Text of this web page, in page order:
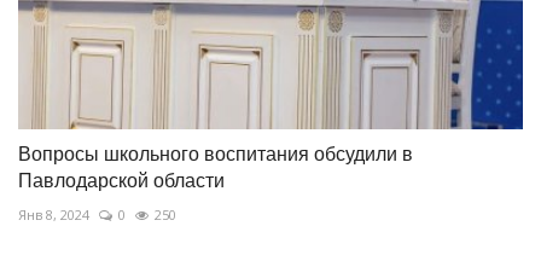
Вопросы школьного воспитания обсудили в
Павлодарской области
Янв 8, 2024 0 250